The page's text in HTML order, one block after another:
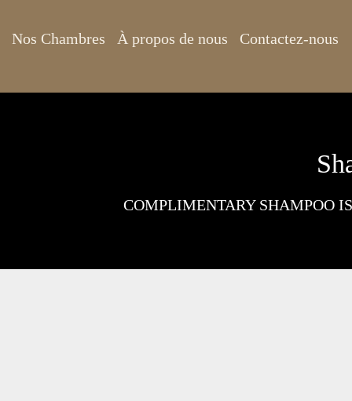
Nos Chambres À propos de nous Contactez-nous
COMPLIMENTARY SHAMPOO